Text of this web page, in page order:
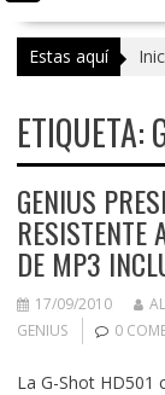
Estas aquí
ETIQUETA:
GENIUS
RESISTENTE
DE MP3
17/09/2010
GENIUS
0
La G-Shot HD501